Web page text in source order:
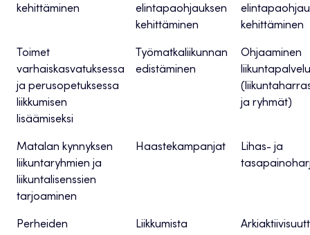
kehittäminen
elintapaohjauksen
kehittäminen
kehittäminen
Toimet
varhaiskasvatuksessa
ja perusopetuksessa
liikkumisen
lisäämiseksi
Työmatkaliikunnan
edistäminen
Ohjaaminen
ja ryhmät)
Matalan kynnyksen
liikuntaryhmien ja
liikuntalisenssien
tarjoaminen
Haastekampanjat
Lihas- ja
Perheiden
Liikkumista